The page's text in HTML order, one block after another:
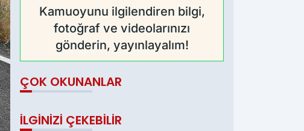
Kamuoyunu ilgilendiren bilgi,
fotoğraf ve videolarınızı
gönderin, yayınlayalım!
ÇOK OKUNANLAR
İLGINIZI ÇEKEBILIR